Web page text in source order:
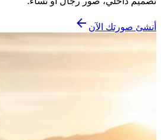
أنشئ صورتك الآن